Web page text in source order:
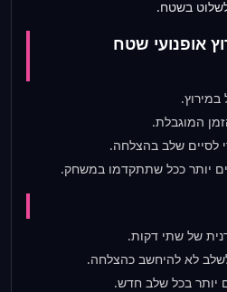
בשטח.
אופנועי שטח
במירוץ.
המוגבלת.
לסיים שלב בהצלחה.
יותר ככל שתתקדמו במשחק.
של שתי דקות.
לא להיחשב כהצלחה.
יותר בכל שלב חדש.